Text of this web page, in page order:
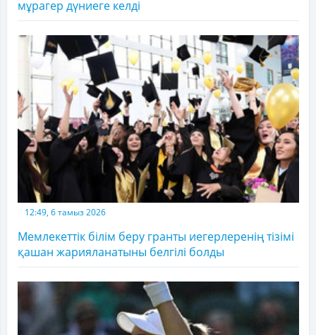
мұрагер дүниеге келді
12:49, 6 тамыз 2026
Мемлекеттік білім беру гранты иегерлеренің тізімі
қашан жарияланатыны белгілі болды